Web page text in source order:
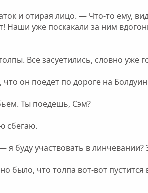
и отирая лицо. — Что-то ему,
Наши уже поскакали за ним
Все засуетились, словно уже
он поедет по дороге на
Ты поедешь, Сэм?
сбегаю.
буду участвовать в линчевании?
что толпа вот-вот пустится